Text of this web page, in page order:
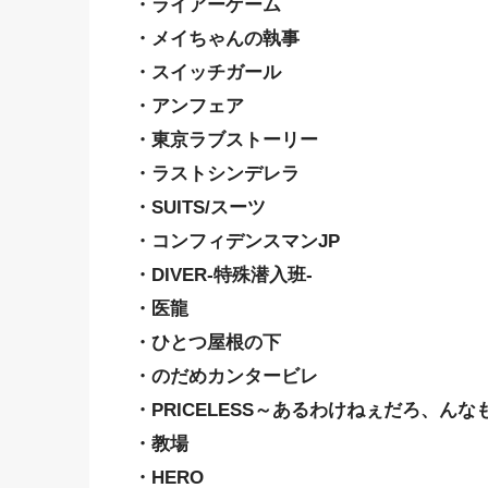
・ライアーゲーム
・メイちゃんの執事
・スイッチガール
・アンフェア
・東京ラブストーリー
・ラストシンデレラ
・SUITS/スーツ
・コンフィデンスマンJP
・DIVER-特殊潜入班-
・医龍
・ひとつ屋根の下
・のだめカンタービレ
・PRICELESS～あるわけねぇだろ、んな
・教場
・HERO